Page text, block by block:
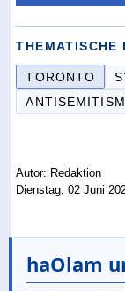
THEMATISCHE
TORONTO
Autor: Redaktion
Dienstag, 02 Juni
haOlam